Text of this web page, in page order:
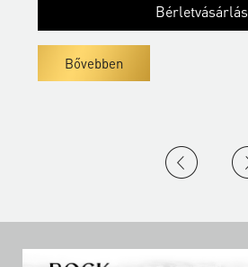
Bérletvásárlás
Bővebben